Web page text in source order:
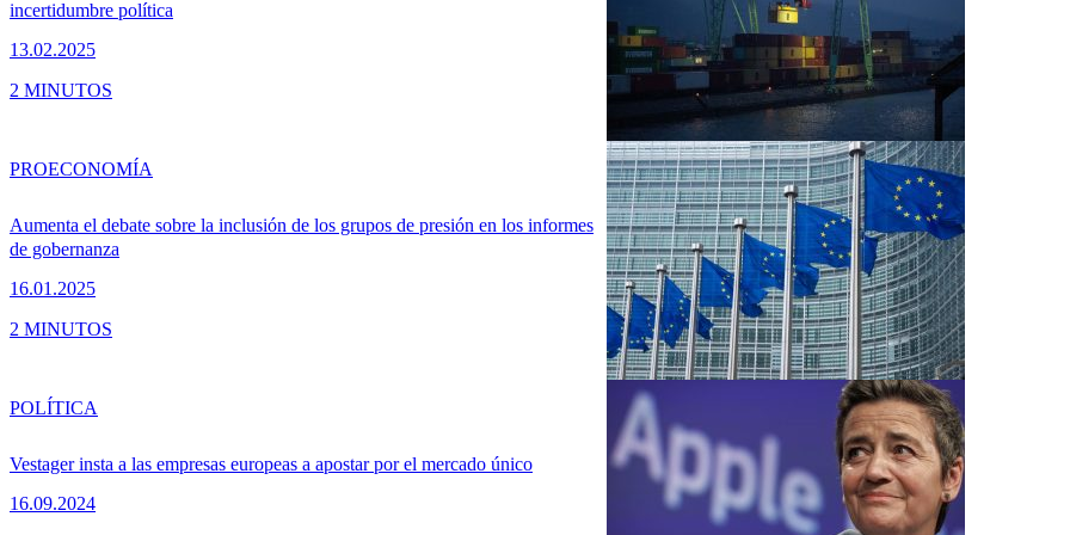
incertidumbre política
13.02.2025
2 MINUTOS
Aumenta el debate sobre la inclusión de los grupos de presión en los informes
de gobernanza
16.01.2025
PROECONOMÍA
2 MINUTOS
Vestager insta a las empresas europeas a apostar por el mercado único
16.09.2024
POLÍTICA